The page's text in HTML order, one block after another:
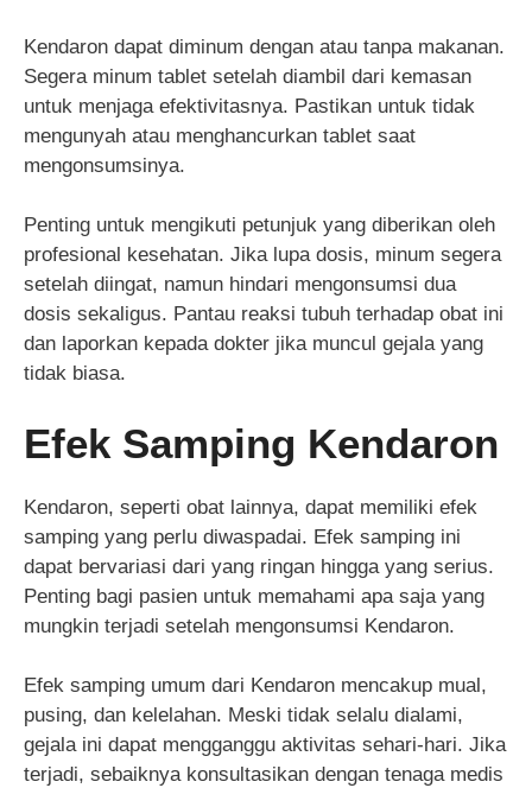
Kendaron dapat diminum dengan atau tanpa makanan.
Segera minum tablet setelah diambil dari kemasan
untuk menjaga efektivitasnya. Pastikan untuk tidak
mengunyah atau menghancurkan tablet saat
mengonsumsinya.
Penting untuk mengikuti petunjuk yang diberikan oleh
profesional kesehatan. Jika lupa dosis, minum segera
setelah diingat, namun hindari mengonsumsi dua
dosis sekaligus. Pantau reaksi tubuh terhadap obat ini
dan laporkan kepada dokter jika muncul gejala yang
tidak biasa.
Efek Samping Kendaron
Kendaron, seperti obat lainnya, dapat memiliki efek
samping yang perlu diwaspadai. Efek samping ini
dapat bervariasi dari yang ringan hingga yang serius.
Penting bagi pasien untuk memahami apa saja yang
mungkin terjadi setelah mengonsumsi Kendaron.
Efek samping umum dari Kendaron mencakup mual,
pusing, dan kelelahan. Meski tidak selalu dialami,
gejala ini dapat mengganggu aktivitas sehari-hari. Jika
terjadi, sebaiknya konsultasikan dengan tenaga medis